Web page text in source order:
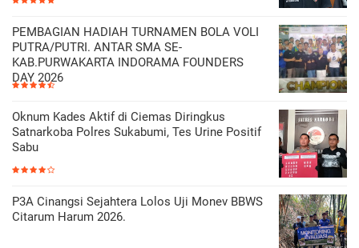
PEMBAGIAN HADIAH TURNAMEN BOLA VOLI
PUTRA/PUTRI. ANTAR SMA SE-
KAB.PURWAKARTA INDORAMA FOUNDERS
DAY 2026
Oknum Kades Aktif di Ciemas Diringkus
Satnarkoba Polres Sukabumi, Tes Urine Positif
Sabu
P3A Cinangsi Sejahtera Lolos Uji Monev BBWS
Citarum Harum 2026.